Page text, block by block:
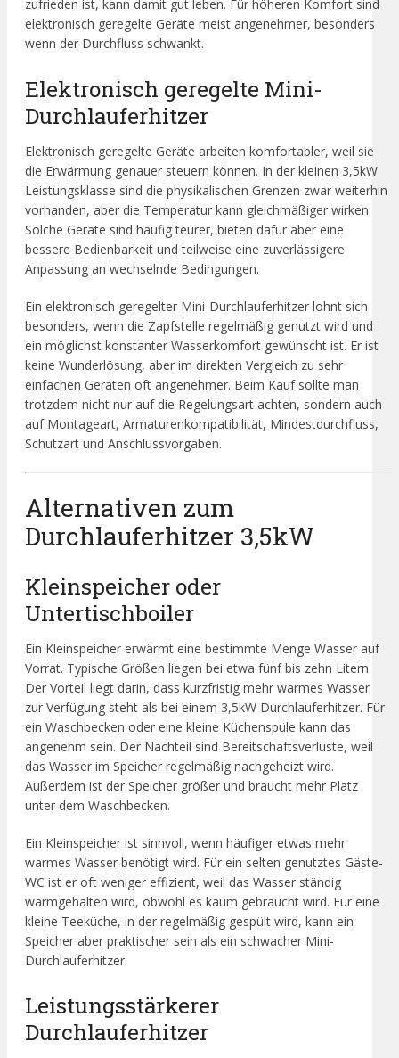
zufrieden ist, kann damit gut leben. Für höheren Komfort sind
elektronisch geregelte Geräte meist angenehmer, besonders
wenn der Durchfluss schwankt.
Elektronisch geregelte Mini-
Durchlauferhitzer
Elektronisch geregelte Geräte arbeiten komfortabler, weil sie
die Erwärmung genauer steuern können. In der kleinen 3,5kW
Leistungsklasse sind die physikalischen Grenzen zwar weiterhin
vorhanden, aber die Temperatur kann gleichmäßiger wirken.
Solche Geräte sind häufig teurer, bieten dafür aber eine
bessere Bedienbarkeit und teilweise eine zuverlässigere
Anpassung an wechselnde Bedingungen.
Ein elektronisch geregelter Mini-Durchlauferhitzer lohnt sich
besonders, wenn die Zapfstelle regelmäßig genutzt wird und
ein möglichst konstanter Wasserkomfort gewünscht ist. Er ist
keine Wunderlösung, aber im direkten Vergleich zu sehr
einfachen Geräten oft angenehmer. Beim Kauf sollte man
trotzdem nicht nur auf die Regelungsart achten, sondern auch
auf Montageart, Armaturenkompatibilität, Mindestdurchfluss,
Schutzart und Anschlussvorgaben.
Alternativen zum
Durchlauferhitzer 3,5kW
Kleinspeicher oder
Untertischboiler
Ein Kleinspeicher erwärmt eine bestimmte Menge Wasser auf
Vorrat. Typische Größen liegen bei etwa fünf bis zehn Litern.
Der Vorteil liegt darin, dass kurzfristig mehr warmes Wasser
zur Verfügung steht als bei einem 3,5kW Durchlauferhitzer. Für
ein Waschbecken oder eine kleine Küchenspüle kann das
angenehm sein. Der Nachteil sind Bereitschaftsverluste, weil
das Wasser im Speicher regelmäßig nachgeheizt wird.
Außerdem ist der Speicher größer und braucht mehr Platz
unter dem Waschbecken.
Ein Kleinspeicher ist sinnvoll, wenn häufiger etwas mehr
warmes Wasser benötigt wird. Für ein selten genutztes Gäste-
WC ist er oft weniger effizient, weil das Wasser ständig
warmgehalten wird, obwohl es kaum gebraucht wird. Für eine
kleine Teeküche, in der regelmäßig gespült wird, kann ein
Speicher aber praktischer sein als ein schwacher Mini-
Durchlauferhitzer.
Leistungsstärkerer
Durchlauferhitzer